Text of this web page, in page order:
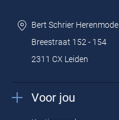
Bert Schrier Herenmode
Breestraat 152 - 154
2311 CX Leiden
Voor jou